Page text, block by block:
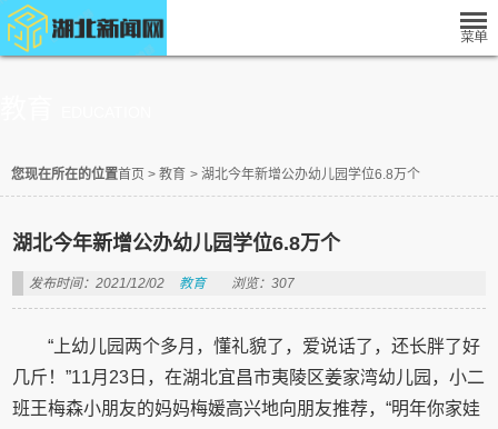
您现在所在的位置首页 > 教育 > 湖北今年新增公办幼儿园学位6.8万个
湖北今年新增公办幼儿园学位6.8万个
发布时间：2021/12/02 教育 浏览：307
“上幼儿园两个多月，懂礼貌了，爱说话了，还长胖了好
几斤！”11月23日，在湖北宜昌市夷陵区姜家湾幼儿园，小二
班王梅森小朋友的妈妈梅媛高兴地向朋友推荐，“明年你家娃